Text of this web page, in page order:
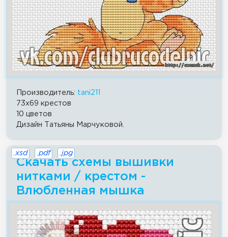
Производитель: tani211
73x69 крестов
10 цветов
Дизайн Татьяны Марчуковой.
Скачать схемы вышивки
нитками / крестом -
Влюбленная мышка
.xsd .pdf .jpg